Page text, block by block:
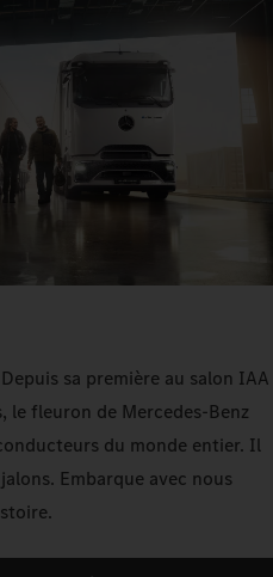
sa première au salon IAA
le fleuron de Mercedes‑Benz
du monde entier. Il
Embarque avec nous